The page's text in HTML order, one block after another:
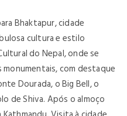
Bhaktapur, cidade
cultura e estilo
do Nepal, onde se
com destaque
Dourada, o Big Bell, o
de Shiva. Após o almoço